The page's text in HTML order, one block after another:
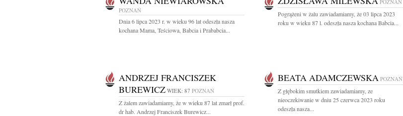
POZNAŃ
Dnia 6 lipca 2023 r. w wieku 96 lat odeszła nasza
kochana Mama, Teściowa, Babcia i Prababcia...
POZNAŃ
Pogrążeni w żalu zawiadamiamy, że 03 lipca 2023
roku w wieku 87 l. odeszła nasza kochana Babcia...
ANDRZEJ FRANCISZEK
BUREWICZ WIEK: 87 POZNAŃ
Z żalem zawiadamiamy, że w wieku 87 lat zmarł prof.
dr hab. Andrzej Franciszek Burewicz...
BEATA ADAMCZEWSKA POZNAŃ
Z głębokim smutkiem zawiadamiamy, ze
nieoczekiwanie w dniu 25 czerwca 2023 roku
odeszła nasza...